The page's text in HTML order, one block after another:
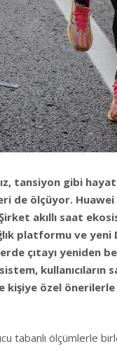
tansiyon gibi
de ölçüyor.
akıllı saat
platformu ve yeni
çıtayı yeniden
kullanıcıların
kişiye özel
tabanlı ölçümlerle